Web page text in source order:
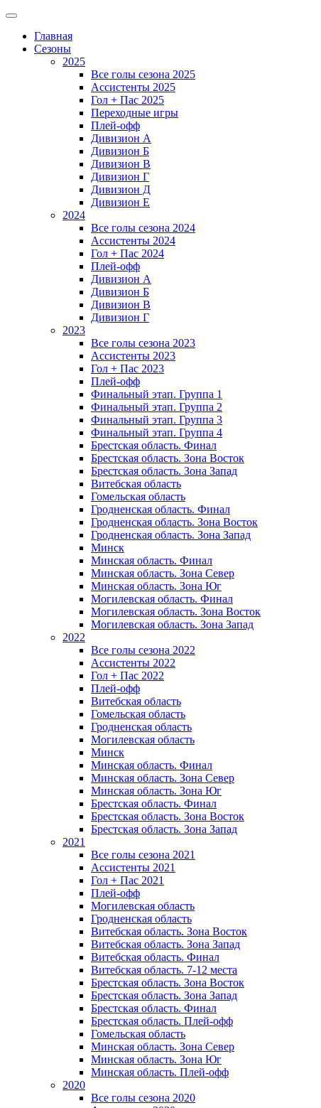
Главная
Сезоны
2025
Все голы сезона 2025
Ассистенты 2025
Гол + Пас 2025
Переходные игры
Плей-офф
Дивизион A
Дивизион Б
Дивизион В
Дивизион Г
Дивизион Д
Дивизион Е
2024
Все голы сезона 2024
Ассистенты 2024
Гол + Пас 2024
Плей-офф
Дивизион A
Дивизион Б
Дивизион В
Дивизион Г
2023
Все голы сезона 2023
Ассистенты 2023
Гол + Пас 2023
Плей-офф
Финальный этап. Группа 1
Финальный этап. Группа 2
Финальный этап. Группа 3
Финальный этап. Группа 4
Брестская область. Финал
Брестская область. Зона Восток
Брестская область. Зона Запад
Витебская область
Гомельская область
Гродненская область. Финал
Гродненская область. Зона Восток
Гродненская область. Зона Запад
Минск
Минская область. Финал
Минская область. Зона Север
Минская область. Зона Юг
Могилевская область. Финал
Могилевская область. Зона Восток
Могилевская область. Зона Запад
2022
Все голы сезона 2022
Ассистенты 2022
Гол + Пас 2022
Плей-офф
Витебская область
Гомельская область
Гродненская область
Могилевская область
Минск
Mинская область. Финал
Минская область. Зона Север
Минская область. Зона Юг
Брестская область. Финал
Брестская область. Зона Восток
Брестская область. Зона Запад
2021
Все голы сезона 2021
Ассистенты 2021
Гол + Пас 2021
Плей-офф
Могилевская область
Гродненская область
Витебская область. Зона Восток
Витебская область. Зона Запад
Витебская область. Финал
Витебская область. 7-12 места
Брестская область. Зона Восток
Брестская область. Зона Запад
Брестская область. Финал
Брестская область. Плей-офф
Гомельская область
Минская область. Зона Север
Минская область. Зона Юг
Минская область. Плей-офф
2020
Все голы сезона 2020